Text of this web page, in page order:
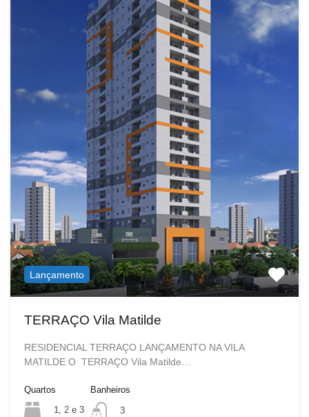
Lançamento
TERRAÇO Vila Matilde
RESIDENCIAL TERRAÇO LANÇAMENTO NA VILA
MATILDE O TERRAÇO Vila Matilde…
Quartos
1, 2 e 3
Banheiros
3